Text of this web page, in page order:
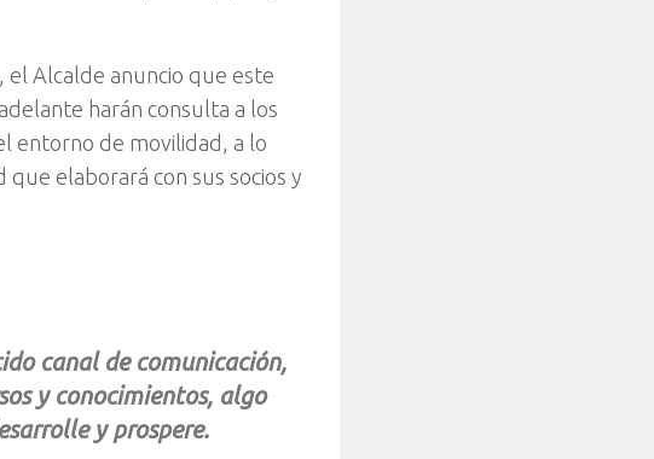
el Alcalde anuncio que este
harán consulta a los
entorno de movilidad, a lo
elaborará con sus socios y
canal de comunicación,
y conocimientos, algo
y prospere.